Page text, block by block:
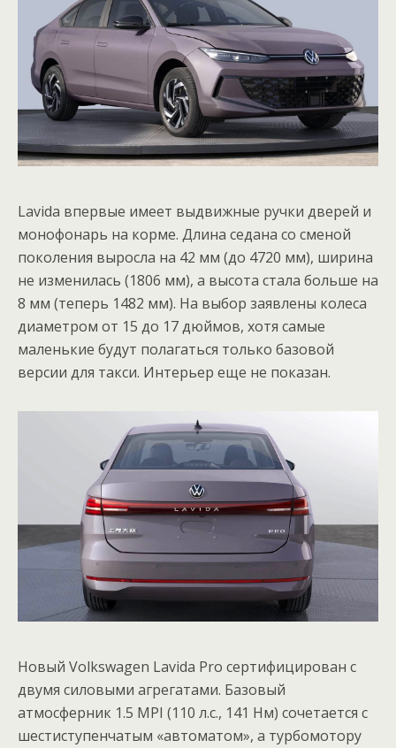
Lavida впервые имеет выдвижные ручки дверей и
монофонарь на корме. Длина седана со сменой
поколения выросла на 42 мм (до 4720 мм), ширина
не изменилась (1806 мм), а высота стала больше на
8 мм (теперь 1482 мм). На выбор заявлены колеса
диаметром от 15 до 17 дюймов, хотя самые
маленькие будут полагаться только базовой
версии для такси. Интерьер еще не показан.
Новый Volkswagen Lavida Pro сертифицирован с
двумя силовыми агрегатами. Базовый
атмосферник 1.5 MPI (110 л.с., 141 Нм) сочетается с
шестиступенчатым «автоматом», а турбомотору